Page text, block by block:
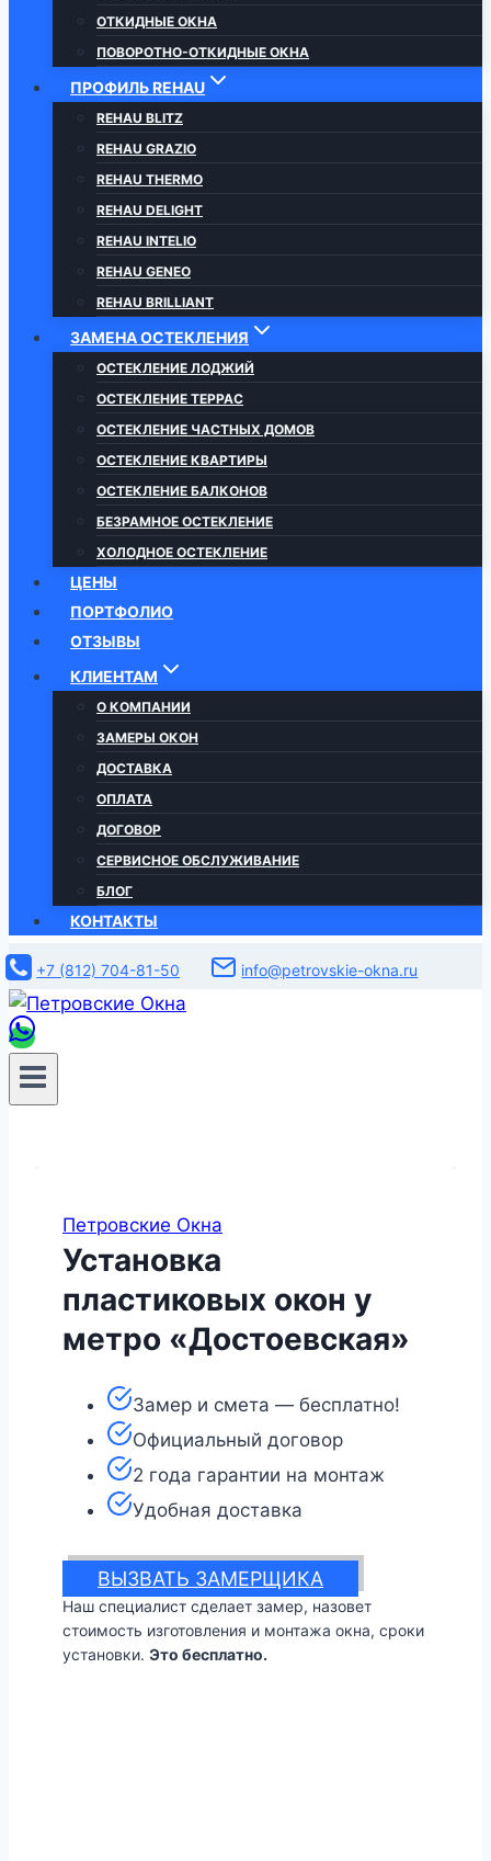
ОТКИДНЫЕ ОКНА
ПОВОРОТНО-ОТКИДНЫЕ ОКНА
ПРОФИЛЬ REHAU
REHAU BLITZ
REHAU GRAZIO
REHAU THERMO
REHAU DELIGHT
REHAU INTELIO
REHAU GENEO
REHAU BRILLIANT
ЗАМЕНА ОСТЕКЛЕНИЯ
ОСТЕКЛЕНИЕ ЛОДЖИЙ
ОСТЕКЛЕНИЕ ТЕРРАС
ОСТЕКЛЕНИЕ ЧАСТНЫХ ДОМОВ
ОСТЕКЛЕНИЕ КВАРТИРЫ
ОСТЕКЛЕНИЕ БАЛКОНОВ
БЕЗРАМНОЕ ОСТЕКЛЕНИЕ
ХОЛОДНОЕ ОСТЕКЛЕНИЕ
ЦЕНЫ
ПОРТФОЛИО
ОТЗЫВЫ
КЛИЕНТАМ
О КОМПАНИИ
ЗАМЕРЫ ОКОН
ДОСТАВКА
ОПЛАТА
ДОГОВОР
СЕРВИСНОЕ ОБСЛУЖИВАНИЕ
БЛОГ
КОНТАКТЫ
+7 (812) 704-81-50 info@petrovskie-okna.ru
Петровские Окна
Установка
пластиковых окон у
метро «Достоевская»
Замер и смета — бесплатно!
Официальный договор
2 года гарантии на монтаж
Удобная доставка
ВЫЗВАТЬ ЗАМЕРЩИКА
Наш специалист сделает замер, назовет
стоимость изготовления и монтажа окна, сроки
установки. Это бесплатно.